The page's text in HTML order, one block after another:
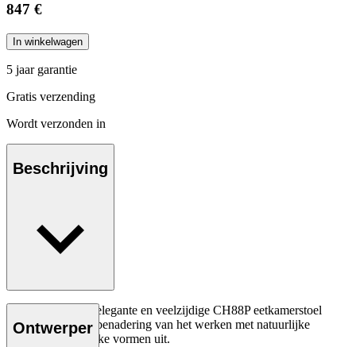
847 €
In winkelwagen
5 jaar garantie
Gratis verzending
Wordt verzonden in
Beschrijving
Hans J. Wegner's elegante en veelzijdige CH88P eetkamerstoel
drukt zijn speelse benadering van het werken met natuurlijke
materialen en unieke vormen uit.
Ontwerper